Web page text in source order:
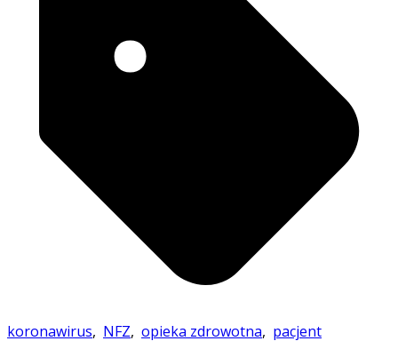
koronawirus, NFZ, opieka zdrowotna, pacjent